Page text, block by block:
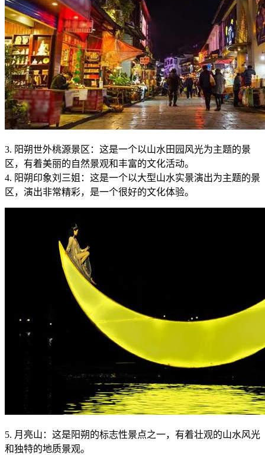
3. 阳朔世外桃源景区：这是一个以山水田园风光为主题的景
区，有着美丽的自然景观和丰富的文化活动。
4. 阳朔印象刘三姐：这是一个以大型山水实景演出为主题的景
区，演出非常精彩，是一个很好的文化体验。
5. 月亮山：这是阳朔的标志性景点之一，有着壮观的山水风光
和独特的地质景观。